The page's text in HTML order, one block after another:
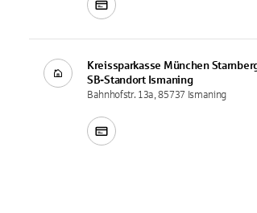
Kreissparkasse München
SB-Standort Ismaning
Bahnhofstr. 13a, 85737 Ismaning